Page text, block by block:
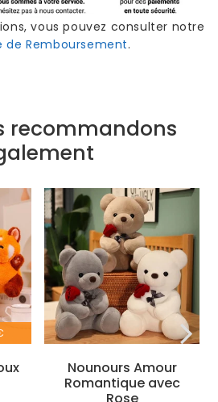
vous pouvez consulter notre
de Remboursement.
recommandons
Nounours Amour
Romantique avec